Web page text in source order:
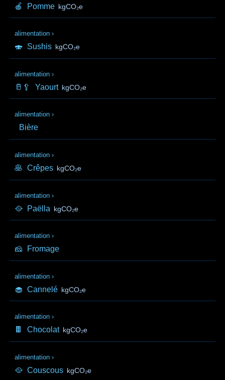
🍎 Pomme kgCO₂e
alimentation ›
🍣 Sushis kgCO₂e
alimentation ›
🥛🥄 Yaourt kgCO₂e
alimentation ›
Bière
alimentation ›
🥞 Crêpes kgCO₂e
alimentation ›
🥘 Paëlla kgCO₂e
alimentation ›
🧀 Fromage
alimentation ›
🧁 Cannelé kgCO₂e
alimentation ›
🍫 Chocolat kgCO₂e
alimentation ›
🥘 Couscous kgCO₂e